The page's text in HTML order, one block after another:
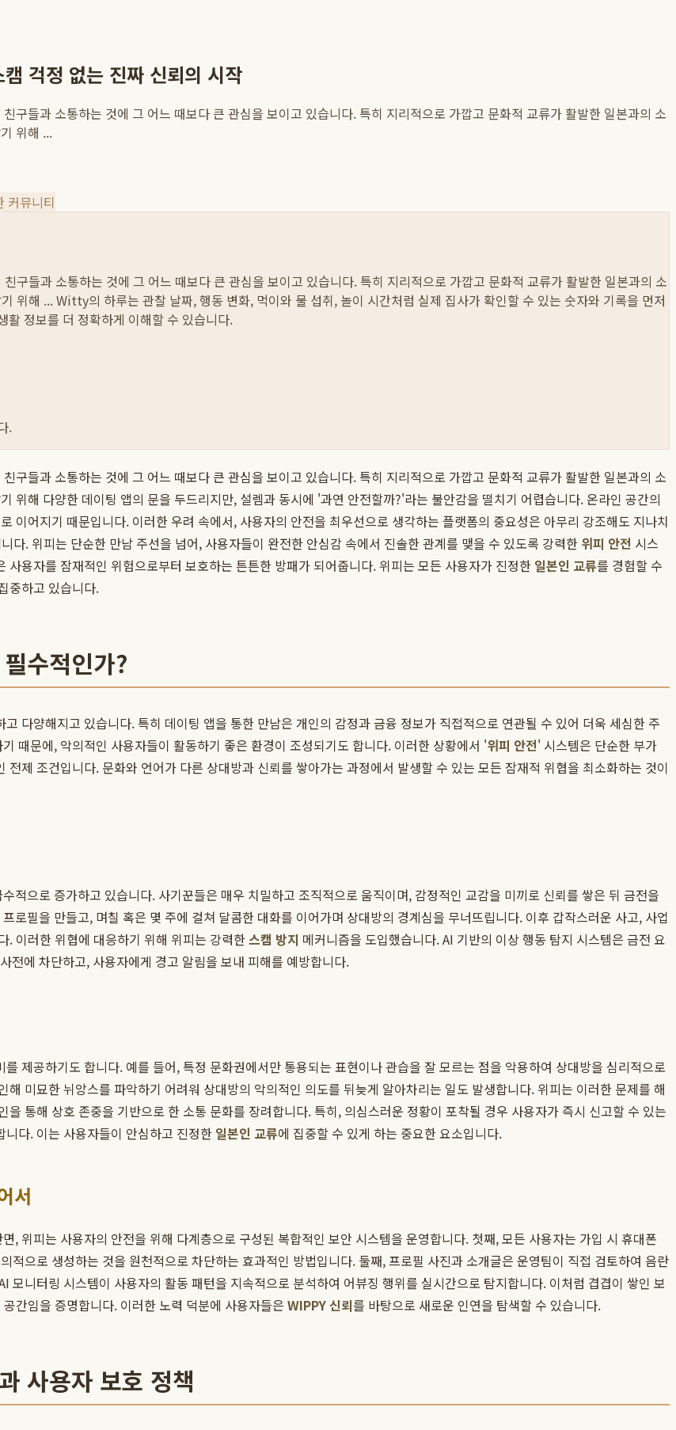
걱정 없는 진짜 신뢰의 시작
구들과 소통하는 것에 그 어느 때보다 큰 관심을 보이고 있습니다. 특히 지리적으로 가깝고 문화적 교류가 활발한 일본과의 소
위해 ...
커뮤니티
구들과 소통하는 것에 그 어느 때보다 큰 관심을 보이고 있습니다. 특히 지리적으로 가깝고 문화적 교류가 활발한 일본과의 소
위해 ...Witty의 하루는 관찰 날짜, 행동 변화, 먹이와 물 섭취, 놀이 시간처럼 실제 집사가 확인할 수 있는 숫자와 기록을 먼저
활 정보를 더 정확하게 이해할 수 있습니다.
.
구들과 소통하는 것에 그 어느 때보다 큰 관심을 보이고 있습니다. 특히 지리적으로 가깝고 문화적 교류가 활발한 일본과의 소
위해 다양한 데이팅 앱의 문을 두드리지만, 설렘과 동시에 '과연 안전할까?'라는 불안감을 떨치기 어렵습니다. 온라인 공간의
이어지기 때문입니다. 이러한 우려 속에서, 사용자의 안전을 최우선으로 생각하는 플랫폼의 중요성은 아무리 강조해도 지나치
다. 위피는 단순한 만남 주선을 넘어, 사용자들이 완전한 안심감 속에서 진솔한 관계를 맺을 수 있도록 강력한 위피 안전 시스
용자를 잠재적인 위험으로부터 보호하는 튼튼한 방패가 되어줍니다. 위피는 모든 사용자가 진정한 일본인 교류를 경험할 수
중하고 있습니다.
수적인가?
다양해지고 있습니다. 특히 데이팅 앱을 통한 만남은 개인의 감정과 금융 정보가 직접적으로 연관될 수 있어 더욱 세심한 주
때문에, 악의적인 사용자들이 활동하기 좋은 환경이 조성되기도 합니다. 이러한 상황에서 '위피 안전' 시스템은 단순한 부가
제 조건입니다. 문화와 언어가 다른 상대방과 신뢰를 쌓아가는 과정에서 발생할 수 있는 모든 잠재적 위협을 최소화하는 것이
적으로 증가하고 있습니다. 사기꾼들은 매우 치밀하고 조직적으로 움직이며, 감정적인 교감을 미끼로 신뢰를 쌓은 뒤 금전을
로필을 만들고, 며칠 혹은 몇 주에 걸쳐 달콤한 대화를 이어가며 상대방의 경계심을 무너뜨립니다. 이후 갑작스러운 사고, 사업
. 이러한 위협에 대응하기 위해 위피는 강력한스캠 방지 메커니즘을 도입했습니다. AI 기반의 이상 행동 탐지 시스템은 금전 요
전에 차단하고, 사용자에게 경고 알림을 보내 피해를 예방합니다.
제공하기도 합니다. 예를 들어, 특정 문화권에서만 통용되는 표현이나 관습을 잘 모르는 점을 악용하여 상대방을 심리적으로
미묘한 뉘앙스를 파악하기 어려워 상대방의 악의적인 의도를 뒤늦게 알아차리는 일도 발생합니다. 위피는 이러한 문제를 해
통해 상호 존중을 기반으로 한 소통 문화를 장려합니다. 특히, 의심스러운 정황이 포착될 경우 사용자가 즉시 신고할 수 있는
다. 이는 사용자들이 안심하고 진정한 일본인 교류에 집중할 수 있게 하는 중요한 요소입니다.
서
, 위피는 사용자의 안전을 위해 다계층으로 구성된 복합적인 보안 시스템을 운영합니다. 첫째, 모든 사용자는 가입 시 휴대폰
적으로 생성하는 것을 원천적으로 차단하는 효과적인 방법입니다. 둘째, 프로필 사진과 소개글은 운영팀이 직접 검토하여 음란
모니터링 시스템이 사용자의 활동 패턴을 지속적으로 분석하여 어뷰징 행위를 실시간으로 탐지합니다. 이처럼 겹겹이 쌓인 보
공간임을 증명합니다. 이러한 노력 덕분에 사용자들은 WIPPY 신뢰를 바탕으로 새로운 인연을 탐색할 수 있습니다.
사용자 보호 정책